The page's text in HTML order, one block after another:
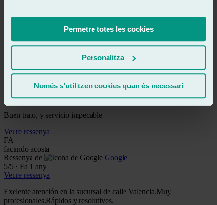
Permetre totes les cookies
Personalitza
Només s’utilitzen cookies quan és necessari
Todo perfecto !!!!
maria josé lópez
Fa 1 any
Veure ressenya
Buen trato, y servicio impecable
Veure ressenya
FA
facundo acosta
Ressenya de
Google
5/5 · Fa 1 any
Veure ressenya
Exelente atención en la sucursal de calle Valencia.Muy
profesionales.Rápidos y resolutivos.